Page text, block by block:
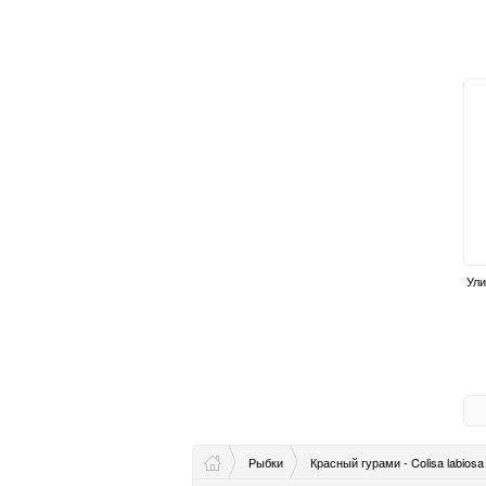
Рыбки
Красный гурами - Colisa labiosa